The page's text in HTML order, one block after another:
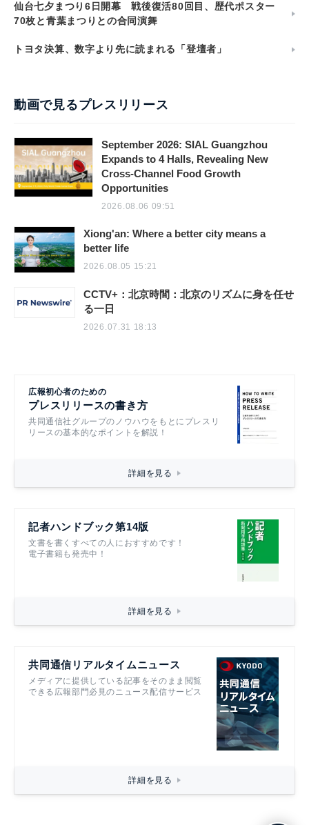
仙台七夕まつり6日開幕 戦後復活80回目、歴代ポスター
70枚と青葉まつりとの合同演舞
トヨタ決算、数字より先に読まれる「登壇者」
動画で見るプレスリリース
September 2026: SIAL Guangzhou
Expands to 4 Halls, Revealing New
Cross-Channel Food Growth
Opportunities
2026.08.06 09:51
Xiong'an: Where a better city means a
better life
2026.08.05 15:21
CCTV+：北京時間：北京のリズムに身を任せ
る一日
2026.07.31 18:13
広報初心者のための
プレスリリースの書き方
共同通信社グループのノウハウをもとにプレスリ
リースの基本的なポイントを解説！
詳細を見る
記者ハンドブック第14版
文書を書くすべての人におすすめです！
電子書籍も発売中！
詳細を見る
共同通信リアルタイムニュース
メディアに提供している記事をそのまま閲覧
できる広報部門必見のニュース配信サービス
詳細を見る